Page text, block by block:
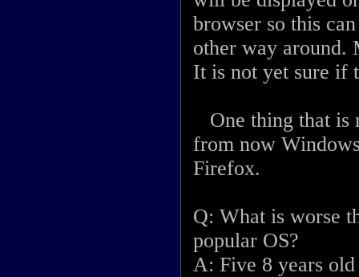
browser so this
other way around.
It is not yet sure if
One thing that is
from now
Firefox.
Q: What is worse
popular OS?
A: Five 8 years